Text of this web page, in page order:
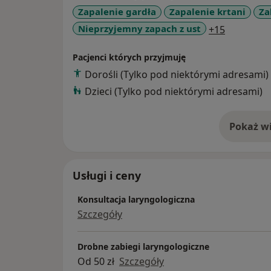
Jak podkreśla dr Senderski: „Nawet
skupieniem uwagi na bodźcach
mogą to zmienić.”
Konsultacje wyłącznie prywatne.
Zapalenie gardła Zapalenie krtani
Nieprzyjemny zapach z ust
+15
Pacjenci których przyjmuję
Dorośli (Tylko pod niektórymi adresami)
Dzieci (Tylko pod niektórymi adresami)
Pokaż o
Usługi i ceny
Konsultacja laryngologiczna
Szczegóły
Drobne zabiegi laryngologiczne
Od 50 zł Szczegóły